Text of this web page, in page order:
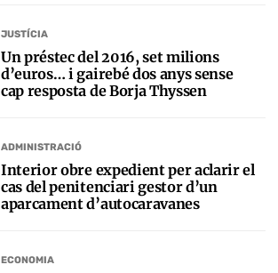
JUSTÍCIA
Un préstec del 2016, set milions
d’euros… i gairebé dos anys sense
cap resposta de Borja Thyssen
ADMINISTRACIÓ
Interior obre expedient per aclarir el
cas del penitenciari gestor d’un
aparcament d’autocaravanes
ECONOMIA